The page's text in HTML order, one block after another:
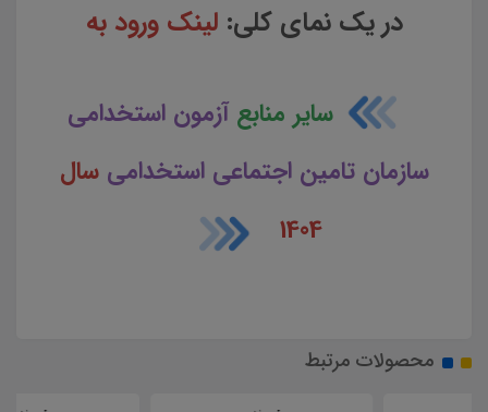
در یک نمای کلی:لینک ورود به
سایر منابعآزمون استخدامی
سازمان تامین اجتماعی استخدامیسال
1404
محصولات مرتبط